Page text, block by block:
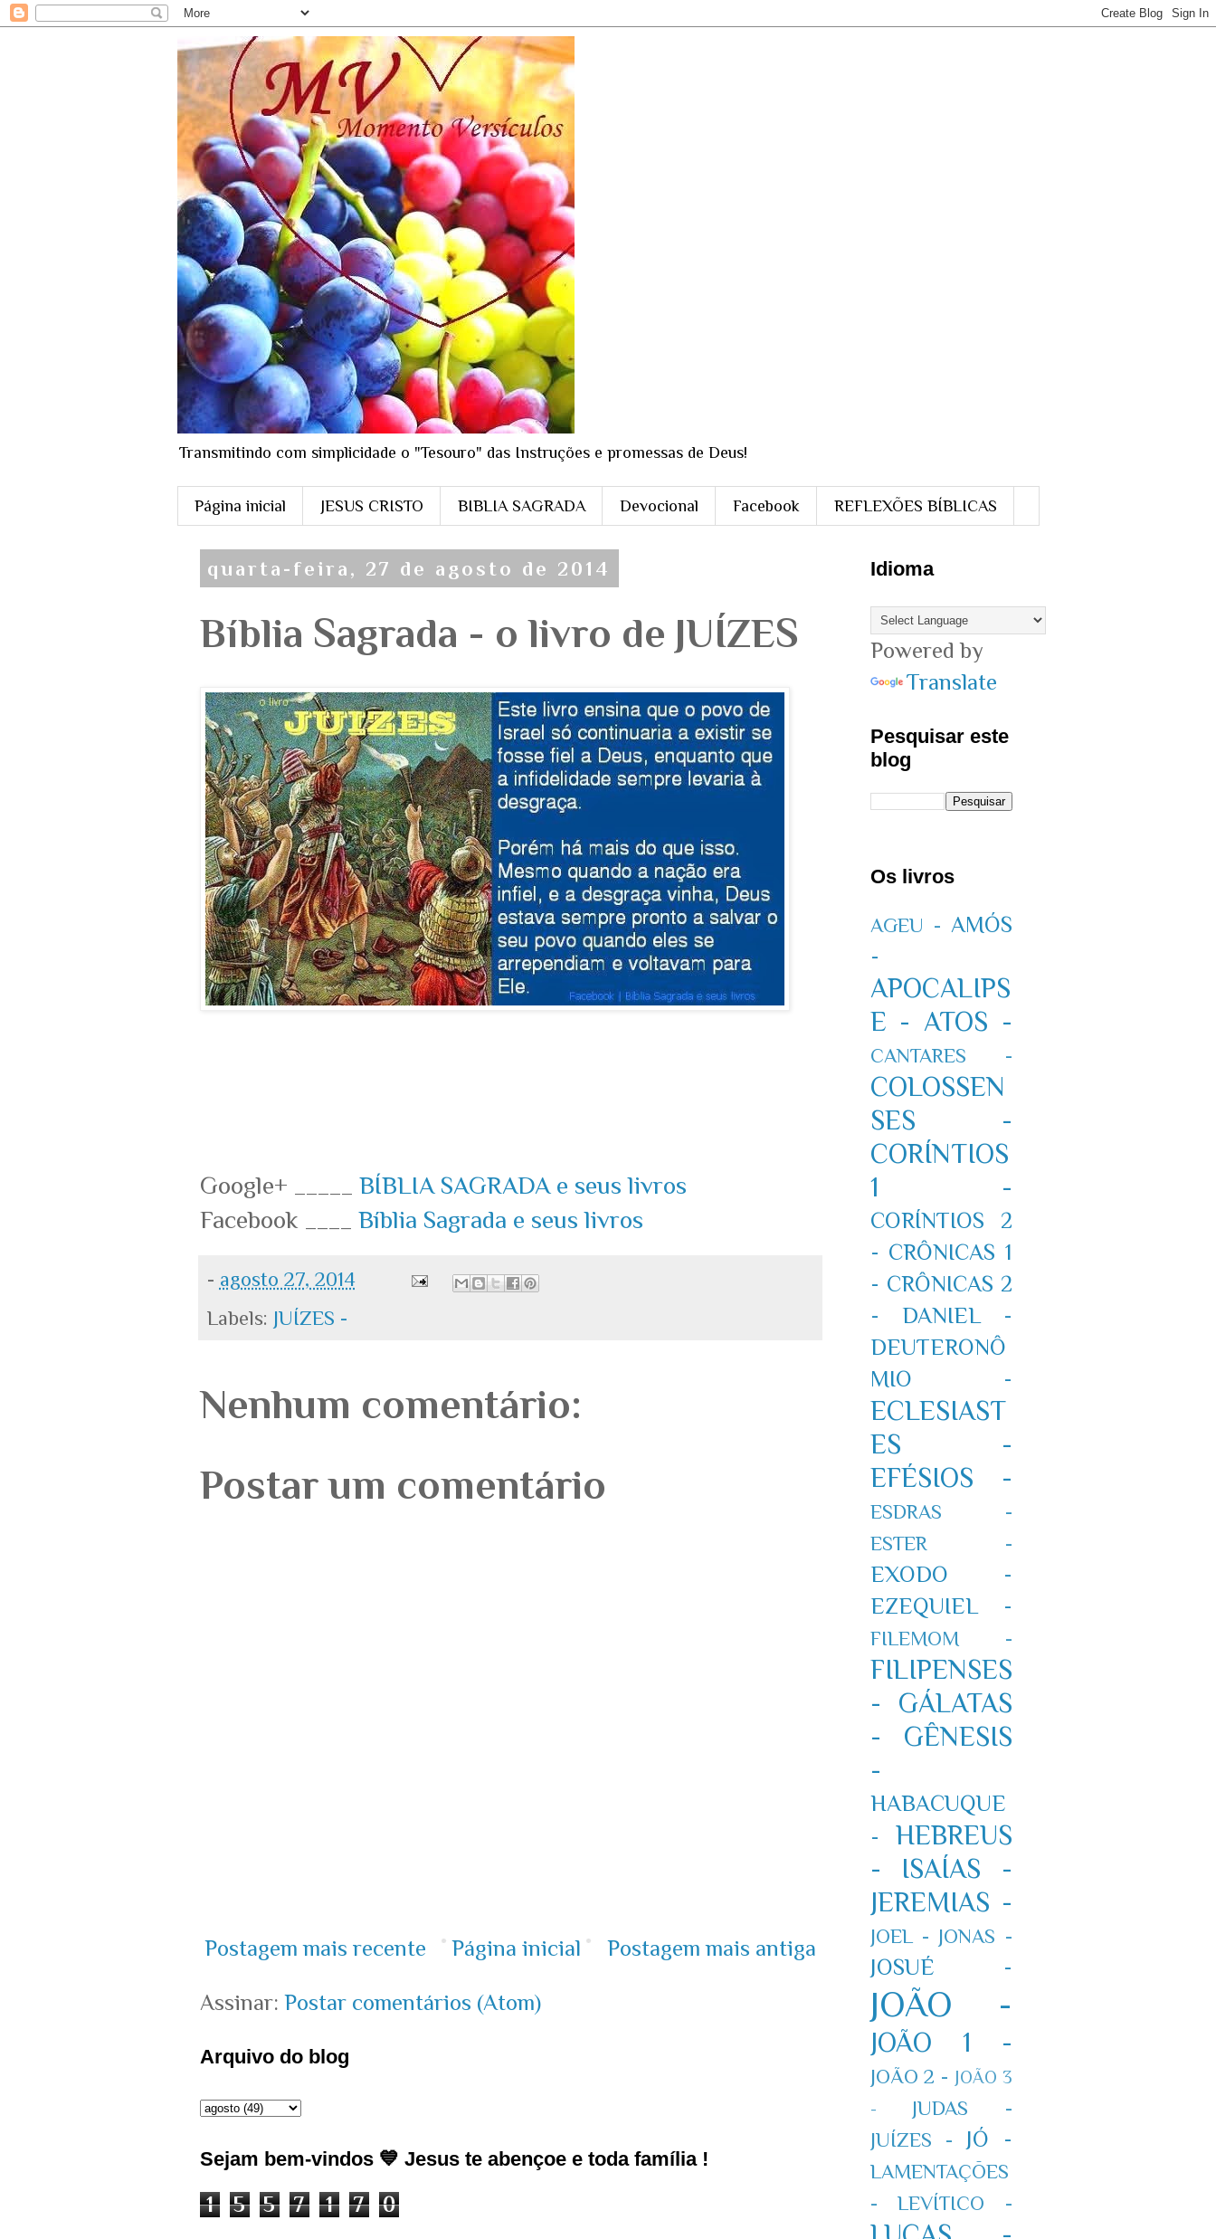
Transmitindo com simplicidade o "Tesouro" das Instruções e promessas de Deus!
Página inicial JESUS CRISTO BIBLIA SAGRADA Devocional Facebook REFLEXÕES BÍBLICAS
quarta-feira, 27 de agosto de 2014
Bíblia Sagrada - o livro de JUÍZES
Google+ _____ BÍBLIA SAGRADA e seus livros
Facebook ____ Bíblia Sagrada e seus livros
- agosto 27, 2014
Labels: JUÍZES -
Nenhum comentário:
Postar um comentário
Postagem mais recente Postagem mais antiga
Página inicial
Assinar: Postar comentários (Atom)
Arquivo do blog
Sejam bem-vindos 💙 Jesus te abençoe e toda família !
1 5 5 7 1 7 0
Idioma
Powered by
Translate
Pesquisar este
blog
Os livros
AGEU - AMÓS
-
APOCALIPS
E - ATOS -
CANTARES -
COLOSSEN
SES -
CORÍNTIOS
1 -
CORÍNTIOS 2
- CRÔNICAS 1
- CRÔNICAS 2
-
DANIEL -
DEUTERONÔ
MIO -
ECLESIAST
ES -
EFÉSIOS -
ESDRAS -
ESTER -
EXODO -
EZEQUIEL -
FILEMOM -
FILIPENSES
-
GÁLATAS
-
GÊNESIS
-
HABACUQUE
-
HEBREUS
-
ISAÍAS -
JEREMIAS -
JOEL - JONAS -
JOSUÉ -
JOÃO -
JOÃO 1 -
JOÃO 2 - JOÃO 3
-
JUDAS -
JUÍZES -
JÓ -
LAMENTAÇÕES
-
LEVÍTICO -